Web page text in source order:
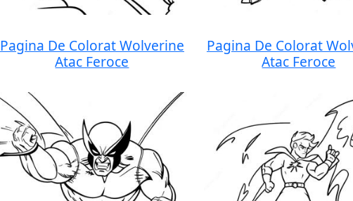
Pagina De Colorat Wolverine
Atac Feroce
Pagina De Colorat
Atac Feroce